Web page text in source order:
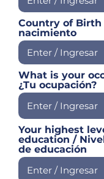
Country of Birth
nacimiento
What is your
¿Tu ocupación?
Your highest
education /
de educación